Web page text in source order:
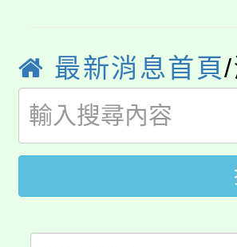
系所師生報
學籍身 分審
版
淨零綠領人
公告本校115
代理(課)教師
「2026金融
桃園市115
生本土語及
最新消息首頁